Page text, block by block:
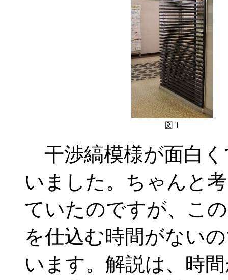
図 1
干渉縞模様が面白
いました。ちゃんと
ていたのですが、こ
を仕込む時間がない
います。解説は、時